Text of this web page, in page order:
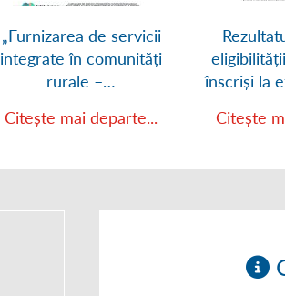
„Furnizarea de servicii
integrate în comunități
rurale –…
Citește mai departe...
înscriși la
Citește